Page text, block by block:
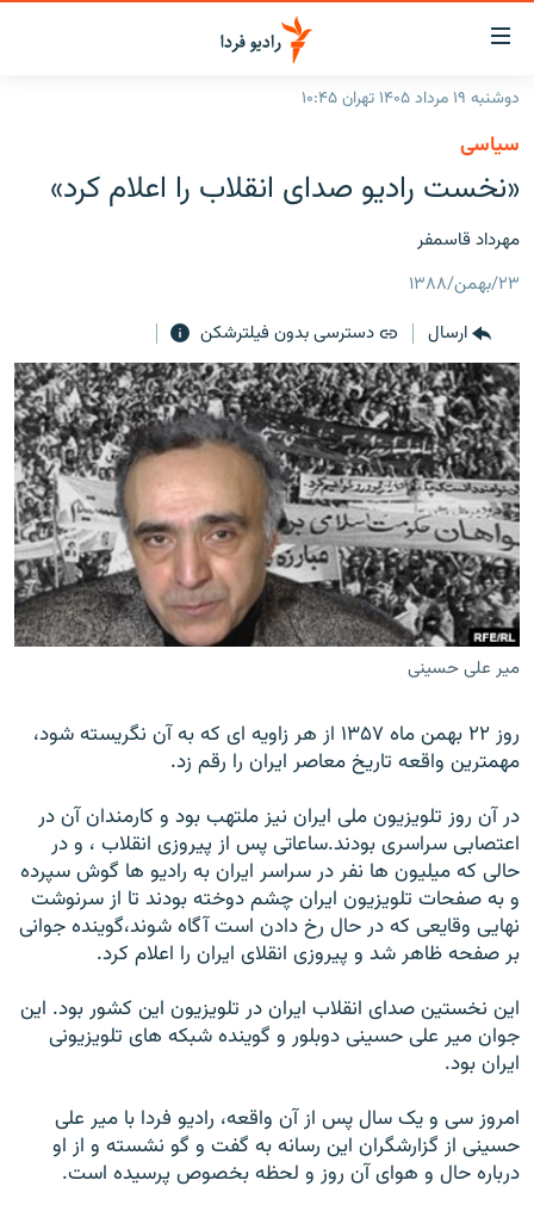
لینک‌های
قابلیت
دسترسی
بازگشت
منوی
اصلی
جستجو
رادیو
انتخاب کنید و بشنوید
برنامه‌های رادیویی
فرکانس‌ها
پادکست
چندرسانه‌ای
گزارش‌های تصویری
گزارش‌های ویدئویی
زنان فردا
English
به ما بپیوندید
زبان‌های دیگر
دوشنبه ۱۹ مرداد ۱۴۰۵ تهران ۱۰:۴۵
سیاسی
«نخست راديو صدای انقلاب را اعلام کرد»
مهرداد قاسمفر
۲۳/بهمن/۱۳۸۸
ارسال
دسترسی بدون فیلترشکن
مير علی حسينی
روز ۲۲ بهمن ماه ۱۳۵۷ از هر زاويه ای که به آن نگريسته شود،
مهمترين واقعه تاريخ معاصر ايران را رقم زد.
در آن روز تلويزيون ملی ايران نيز ملتهب بود و کارمندان آن در
اعتصابی سراسری بودند.ساعاتی پس از پيروزی انقلاب ، و در
حالی که ميليون ها نفر در سراسر ايران به راديو ها گوش سپرده
و به صفحات تلويزيون ايران چشم دوخته بودند تا از سرنوشت
نهايی وقايعی که در حال رخ دادن است آگاه شوند،گوينده جوانی
بر صفحه ظاهر شد و پيروزی انقلای ايران را اعلام کرد.
اين نخستين صدای انقلاب ايران در تلويزيون اين کشور بود. اين
جوان مير علی حسينی دوبلور و گوينده شبکه های تلويزيونی
ايران بود.
امروز سی و يک سال پس از آن واقعه، راديو فردا با مير علی
حسينی از گزارشگران اين رسانه به گفت و گو نشسته و از او
درباره حال و هوای آن روز و لحظه بخصوص پرسيده است.